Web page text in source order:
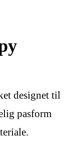
designet til
pasform